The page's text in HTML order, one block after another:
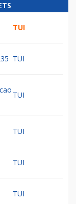
TUI
TUI
TUI
TUI
TUI
TUI